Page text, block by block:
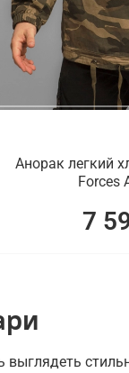
Анорак легкий
Forces
7